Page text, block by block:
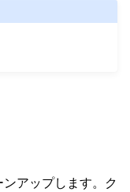
アップします。ク